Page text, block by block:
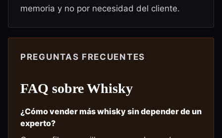
memoria y no por necesidad del cliente.
PREGUNTAS FRECUENTES
FAQ sobreWhisky
¿Cómo vender más whisky sin depender de un
experto?